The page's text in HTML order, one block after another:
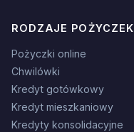
RODZAJE POŻYCZEK
Pożyczki online
Chwilówki
Kredyt gotówkowy
Kredyt mieszkaniowy
Kredyty konsolidacyjne